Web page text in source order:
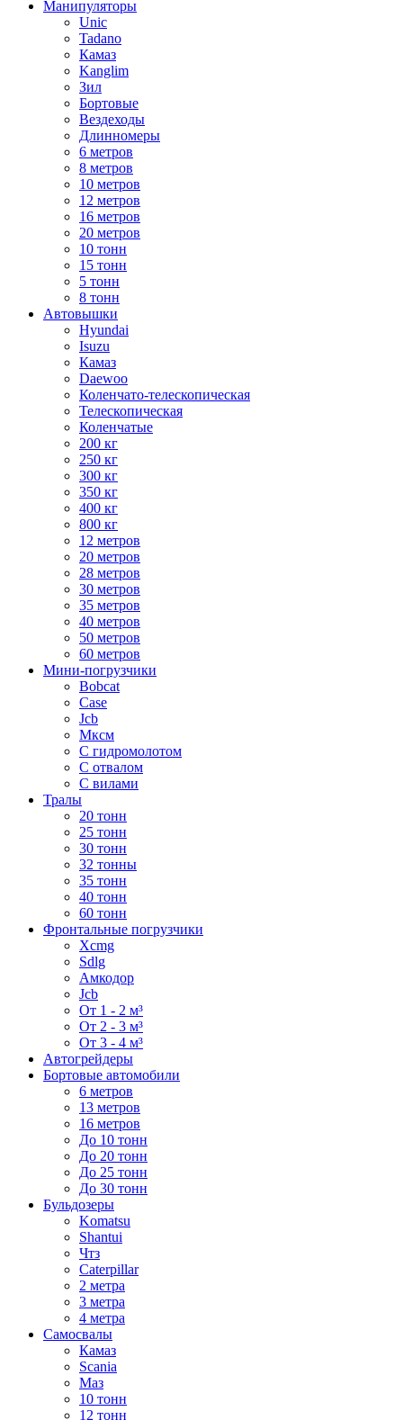
Манипуляторы
Unic
Tadano
Камаз
Kanglim
Зил
Бортовые
Вездеходы
Длинномеры
6 метров
8 метров
10 метров
12 метров
16 метров
20 метров
10 тонн
15 тонн
5 тонн
8 тонн
Автовышки
Hyundai
Isuzu
Камаз
Daewoo
Коленчато-телескопическая
Телескопическая
Коленчатые
200 кг
250 кг
300 кг
350 кг
400 кг
800 кг
12 метров
20 метров
28 метров
30 метров
35 метров
40 метров
50 метров
60 метров
Мини-погрузчики
Bobcat
Case
Jcb
Мксм
С гидромолотом
С отвалом
С вилами
Тралы
20 тонн
25 тонн
30 тонн
32 тонны
35 тонн
40 тонн
60 тонн
Фронтальные погрузчики
Xcmg
Sdlg
Амкодор
Jcb
От 1 - 2 м³
От 2 - 3 м³
От 3 - 4 м³
Автогрейдеры
Бортовые автомобили
6 метров
13 метров
16 метров
До 10 тонн
До 20 тонн
До 25 тонн
До 30 тонн
Бульдозеры
Komatsu
Shantui
Чтз
Caterpillar
2 метра
3 метра
4 метра
Самосвалы
Камаз
Scania
Маз
10 тонн
12 тонн